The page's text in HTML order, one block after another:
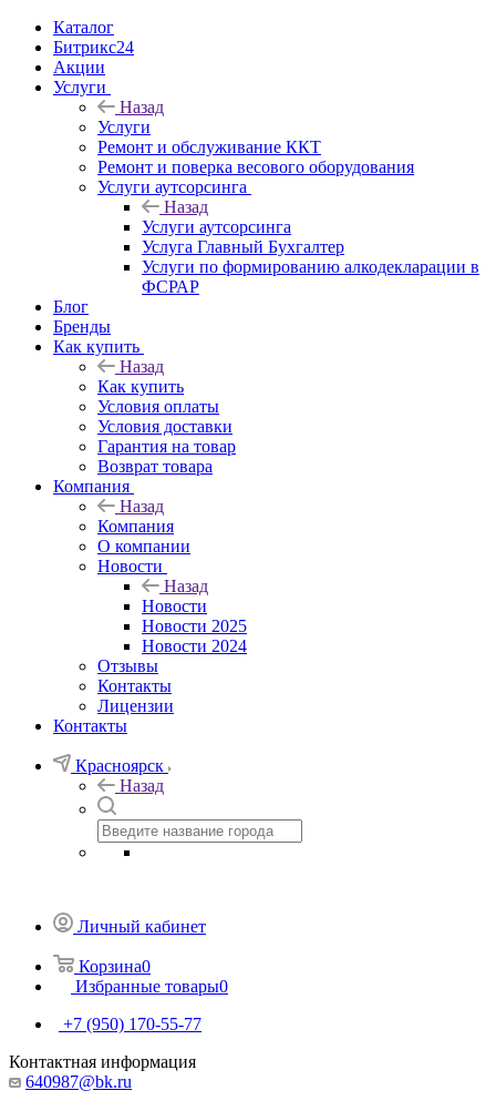
Каталог
Битрикс24
Акции
Услуги
Назад
Услуги
Ремонт и обслуживание ККТ
Ремонт и поверка весового оборудования
Услуги аутсорсинга
Назад
Услуги аутсорсинга
Услуга Главный Бухгалтер
Услуги по формированию алкодекларации в
ФСРАР
Блог
Бренды
Как купить
Назад
Как купить
Условия оплаты
Условия доставки
Гарантия на товар
Возврат товара
Компания
Назад
Компания
О компании
Новости
Назад
Новости
Новости 2025
Новости 2024
Отзывы
Контакты
Лицензии
Контакты
Красноярск
Назад
Личный кабинет
Корзина0
Избранные товары0
+7 (950) 170-55-77
Контактная информация
640987@bk.ru